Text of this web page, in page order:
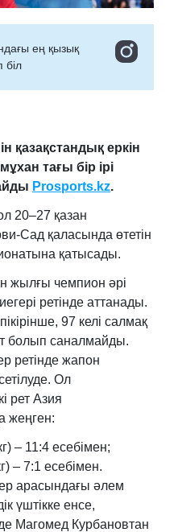
ең қызық
біл
қазақстандық еркін
тағы бір ірі
Prosports.kz.
20–27 қазан
Сад қаласында өтетін
қатысады.
жылғы чемпион әрі
ретінде аттанады.
97 келі салмақ
болып саналмайды.
ретінде жапон
Ол
рет Азия
жеңген:
– 11:4 есебімен;
– 7:1 есебімен.
арасындағы әлем
үштікке енсе,
Магомед Курбановтан